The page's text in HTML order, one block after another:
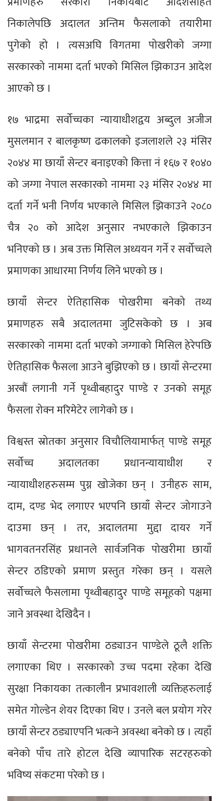
निकालेपछि अदालत अन्तिम फैसलाको तयारीमा
पुगेको हो । त्यसअघि विगतमा पोखरीको जग्गा
सरकारको नाममा दर्ता भएको मिसिल झिकाउन आदेश
आएको छ ।
१७ भाद्रमा सर्वोच्चका न्यायाधीशद्वय अब्दुल अजीज
मुसलमान र बालकृष्ण ढकालको इजलाशले २३ मंसिर
२०४४ मा छायाँ सेन्टर बनाइएको कित्ता नं १६७ र १०४०
को जग्गा नेपाल सरकारको नाममा २३ मंसिर २०४४ मा
दर्ता गर्ने भनी निर्णय भएकाले मिसिल झिकाउने २०८०
चैत्र २० को आदेश अनुसार नभएकाले झिकाउन
भनिएको छ । अब उक्त मिसिल अध्ययन गर्ने र सर्वोच्चले
प्रमाणका आधारमा निर्णय लिने भएको छ ।
छायाँ सेन्टर ऐतिहासिक पोखरीमा बनेको तथ्य
प्रमाणहरु सबै अदालतमा जुटिसकेको छ । अब
सरकारको नाममा दर्ता भएको जग्गाको मिसिल हेरेपछि
ऐतिहासिक फैसला आउने बुझिएको छ । छायाँ सेन्टरमा
अरबौं लगानी गर्ने पृथ्वीबहादुर पाण्डे र उनको समूह
फैसला रोक्न मरिमेटेर लागेको छ ।
विश्वस्त स्रोतका अनुसार विचौलियामार्फत् पाण्डे समूह
सर्वोच्च अदालतका प्रधानन्यायाधीश र
न्यायाधीशहरुसम्म पुग्न खोजेका छन् । उनीहरु साम,
दाम, दण्ड भेद लगाएर भएपनि छायाँ सेन्टर जोगाउने
दाउमा छन् । तर, अदालतमा मुद्दा दायर गर्ने
भागवतनरसिंह प्रधानले सार्वजनिक पोखरीमा छायाँ
सेन्टर ठडिएको प्रमाण प्रस्तुत गरेका छन् । यसले
सर्वोच्चले फैसलामा पृथ्वीबहादुर पाण्डे समूहको पक्षमा
जाने अवस्था देखिदैन ।
छायाँ सेन्टरमा पोखरीमा ठड्याउन पाण्डेले ठूलै शक्ति
लगाएका थिए । सरकारको उच्च पदमा रहेका देखि
सुरक्षा निकायका तत्कालीन प्रभावशाली व्यक्तिहरुलाई
समेत गोल्डेन शेयर दिएका थिए । उनले बल प्रयोग गरेर
छायाँ सेन्टर ठड्याएपनि भत्कने अवस्था बनेको छ । त्यहाँ
बनेको पाँच तारे होटल देखि व्यापारिक सटरहरुको
भविष्य संकटमा परेको छ ।